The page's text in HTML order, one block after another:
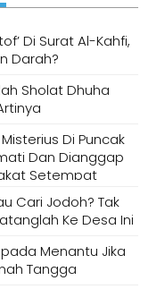
Di Surat Al-Kahfi,
Darah?
Sholat Dhuha
Di Puncak
Dan Dianggap
Setempat
Cari Jodoh? Tak
Ke Desa Ini
Menantu Jika
Tangga